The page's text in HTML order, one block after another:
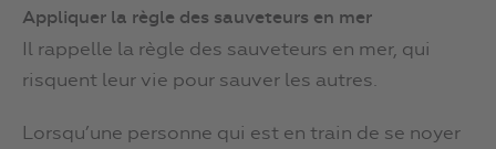
Appliquer la règle des sauveteurs en mer
Il rappelle la règle des sauveteurs en mer, qui
risquent leur vie pour sauver les autres.
Lorsqu’une personne qui est en train de se noyer